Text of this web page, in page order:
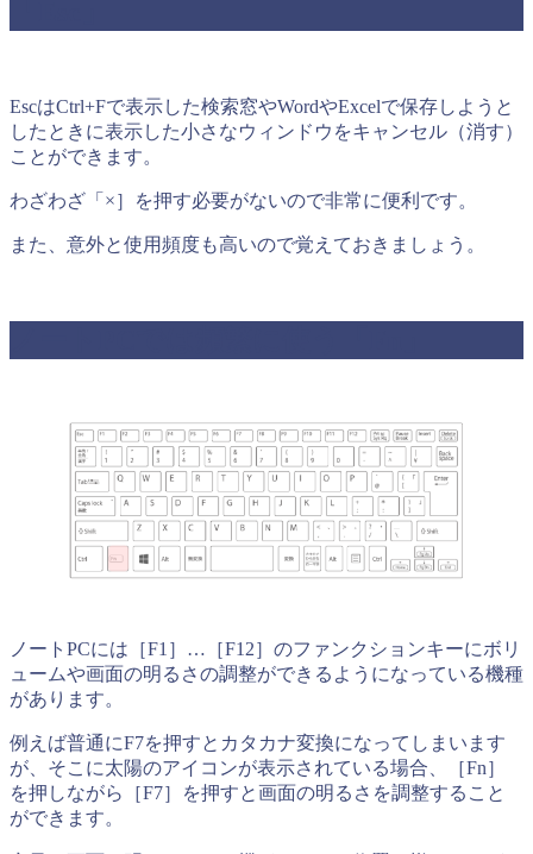
EscはCtrl+Fで表示した検索窓やWordやExcelで保存しようと
したときに表示した小さなウィンドウをキャンセル（消す）
ことができます。
わざわざ「×］を押す必要がないので非常に便利です。
また、意外と使用頻度も高いので覚えておきましょう。
ノートPCには［F1］…［F12］のファンクションキーにボリ
ュームや画面の明るさの調整ができるようになっている機種
があります。
例えば普通にF7を押すとカタカナ変換になってしまいます
が、そこに太陽のアイコンが表示されている場合、［Fn］
を押しながら［F7］を押すと画面の明るさを調整すること
ができます。